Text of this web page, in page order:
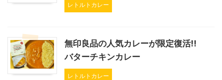
レトルトカレー
無印良品の人気カレーが限定復活!!
バターチキンカレー
レトルトカレー